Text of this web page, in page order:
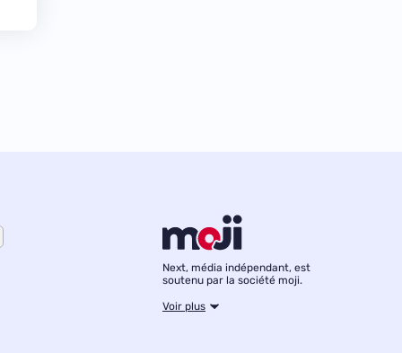
Next, média indépendant, est
soutenu par la société moji.
Voir plus